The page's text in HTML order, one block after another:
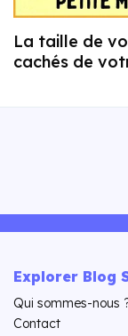
La taille de
cachés de
Explorer Blog
Qui sommes-nous
Contact